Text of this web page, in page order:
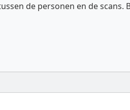
de personen en de scans.